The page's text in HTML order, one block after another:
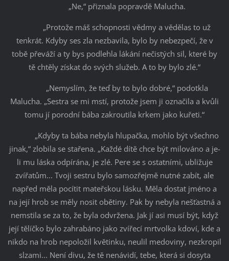
„Ne,“ přiznala popravdě Malucha.
„Protože máš schopnosti vědmy a vědělas to už
tenkrát. Kdyby ses zla nezbavila, bylo by nebezpečí, že v
tobě převáží a ty bys podlehla lákání nečistých sil, které by
tě chtěly získat do svých služeb. A to by bylo zlé.“
„Nemyslím, že teď by to bylo dobré,“ podotkla
Malucha. „Sestra se mi mstí, protože jsem ji označila a kvůli
tomu jí porodní bába zakroutila krkem jako kuřeti.“
„Kdyby ta bába nebyla hlupačka, mohlo být všechno
jinak,“ zlobila se stařena. „Každé dítě chce být milováno a je-
li mu láska odpírána, je zlé. Pere se s ostatními, ubližuje
zvířatům... Tvoji sestru bylo samozřejmě nutné zabít, ale
napřed měla pocítit mateřskou lásku. Měla dostat jméno a
na její hrob se měly nosit obětiny. Pak by nebyla nešťastná a
nemstila se za to, že byla odvržena. Jak jí asi musí být, když
její tělíčko bylo zahrabáno jako zvířecí mrtvolka kdoví, kde a
nikdo na hrob nepoložil květinku, neulil medoviny, nezkropil
slzami... Není divu, že tě nenávidí, tebe, která si dosyta